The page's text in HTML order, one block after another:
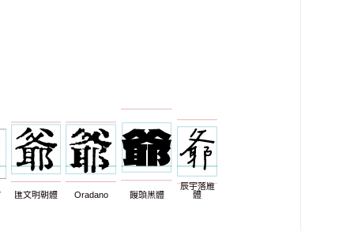
匯文明朝體 Oradano 饅頭黑體
辰宇落雁
體